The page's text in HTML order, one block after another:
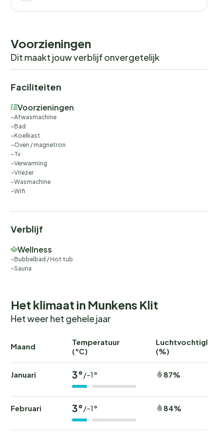
Voorzieningen
Dit maakt jouw verblijf onvergetelijk
Faciliteiten
Voorzieningen
Afwasmachine
Bad
Koelkast
Oven / magnetron
Tv
Verwarming
Vriezer
Wasmachine
Wifi
Verblijf
Wellness
Bubbelbad / Hot tub
Sauna
Het klimaat in Munkens Klit
Het weer het gehele jaar
Maand
Temperatuur
(°C)
(%)
Januari 3°/-1° 87%
Februari 3°/-1° 84%